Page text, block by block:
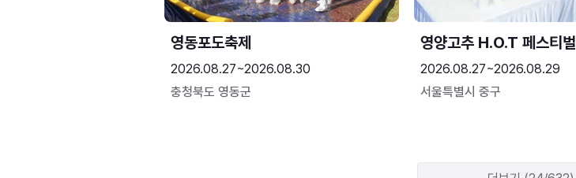
영동포도축제
2026.08.27~2026.08.30
충청북도 영동군
영양고추 H.O.T 페스티벌
2026.08.27~2026.08.29
서울특별시 중구